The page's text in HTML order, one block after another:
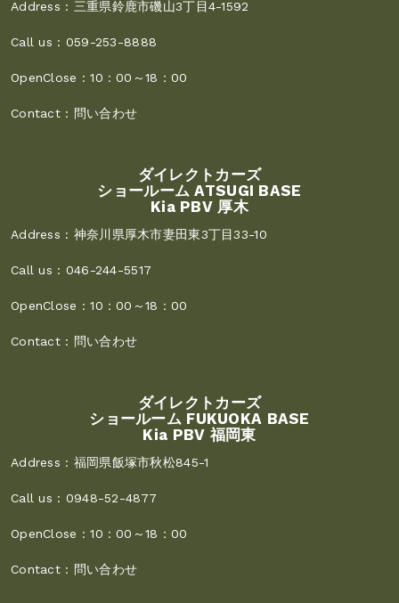
Address : 三重県鈴鹿市磯山3丁目4-1592
Call us : 059-253-8888
OpenClose :10：00～18：00
Contact : 問い合わせ
ダイレクトカーズ
ショールーム ATSUGI BASE
Kia PBV 厚木
Address : 神奈川県厚木市妻田東3丁目33-10
Call us : 046-244-5517
OpenClose :10：00～18：00
Contact : 問い合わせ
ダイレクトカーズ
ショールーム FUKUOKA BASE
Kia PBV 福岡東
Address : 福岡県飯塚市秋松845-1
Call us : 0948-52-4877
OpenClose :10：00～18：00
Contact : 問い合わせ